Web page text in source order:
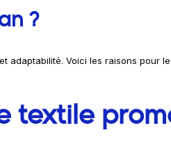
?
Voici les raisons pour
textile